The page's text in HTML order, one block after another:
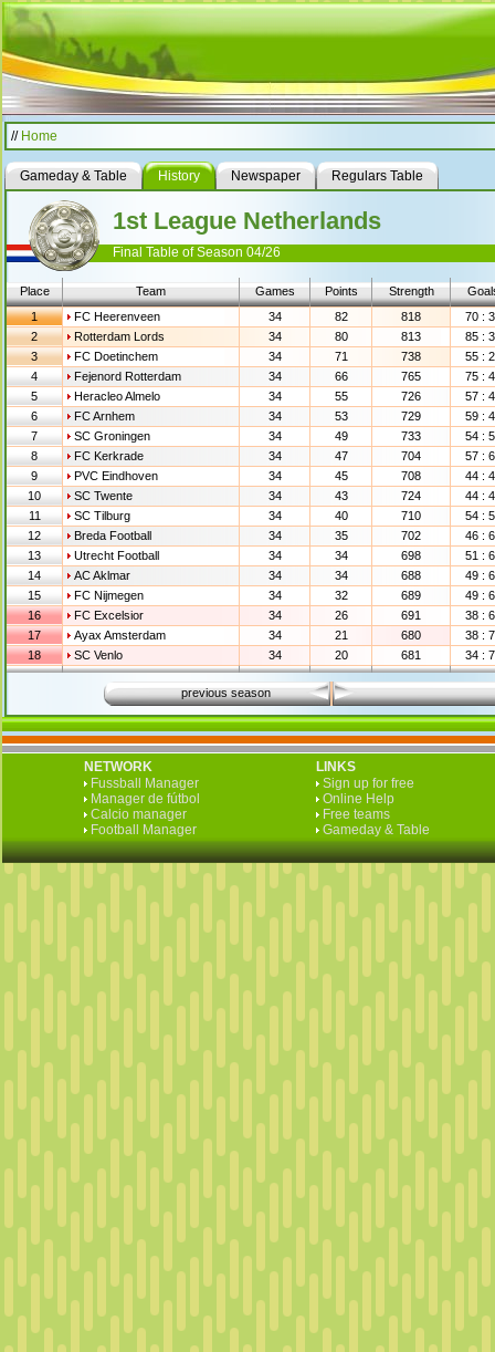
// Home
Gameday & Table History Newspaper Regulars Table
1st League Netherlands
Final Table of Season 04/26
Place Team Games Points Strength
1
FC Heerenveen 34 82 818
70 :
2
Rotterdam Lords 34 80 813
85 :
3
FC Doetinchem 34 71 738
55 :
4
Fejenord Rotterdam 34 66 765
75 :
5
Heracleo Almelo 34 55 726
57 :
6
FC Arnhem 34 53 729
59 :
7
SC Groningen 34 49 733
54 :
8
FC Kerkrade 34 47 704
57 :
9
PVC Eindhoven 34 45 708
44 :
10
SC Twente 34 43 724
44 :
11
SC Tilburg 34 40 710
54 :
12
Breda Football 34 35 702
46 :
13
Utrecht Football 34 34 698
51 :
14
AC Aklmar 34 34 688
49 :
15
FC Nijmegen 34 32 689
49 :
16
FC Excelsior 34 26 691
38 :
17
Ayax Amsterdam 34 21 680
38 :
18
SC Venlo 34 20 681 34 :
previous season
NETWORK
Fussball Manager
Manager de fútbol
Calcio manager
Football Manager
LINKS
Sign up for free
Online Help
Free teams
Gameday & Table